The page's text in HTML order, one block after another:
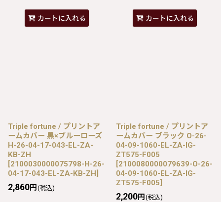
カートに入れる カートに入れる
Triple fortune / プリントア
ームカバー 黒×ブルーローズ
H-26-04-17-043-EL-ZA-
KB-ZH
[2100030000075798-H-26-
04-17-043-EL-ZA-KB-ZH]
2,860円 (税込)
Triple fortune / プリントア
ームカバー ブラック O-26-
04-09-1060-EL-ZA-IG-
ZT575-F005
[2100080000079639-O-26-
04-09-1060-EL-ZA-IG-
ZT575-F005]
2,200円 (税込)